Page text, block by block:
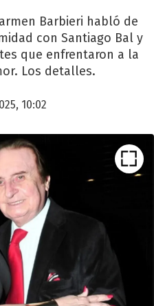
Barbieri habló de
con Santiago Bal y
que enfrentaron a la
Los detalles.
10:02